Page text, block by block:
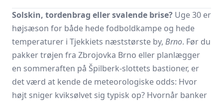
Solskin, tordenbrag eller svalende brise? Uge 30 er
højsæson for både hede fodboldkampe og hede
temperaturer i Tjekkiets næststørste by, Brno. Før du
pakker trøjen fra Zbrojovka Brno eller planlægger
en sommeraften på Špilberk-slottets bastioner, er
det værd at kende de meteorologiske odds: Hvor
højt sniger kviksølvet sig typisk op? Hvornår banker